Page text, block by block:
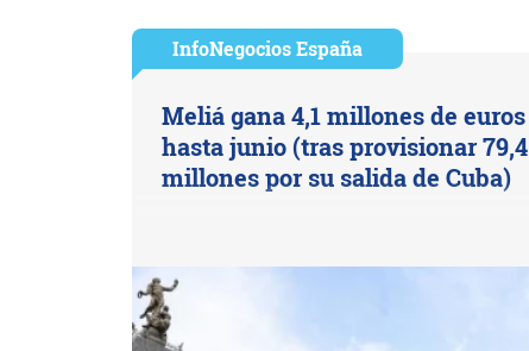
InfoNegocios España
Meliá gana 4,1 millones de euros
hasta junio (tras provisionar 79,4
millones por su salida de Cuba)